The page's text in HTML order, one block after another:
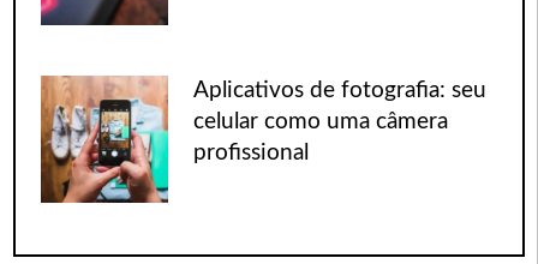
Aplicativos de fotografia: seu
celular como uma câmera
profissional